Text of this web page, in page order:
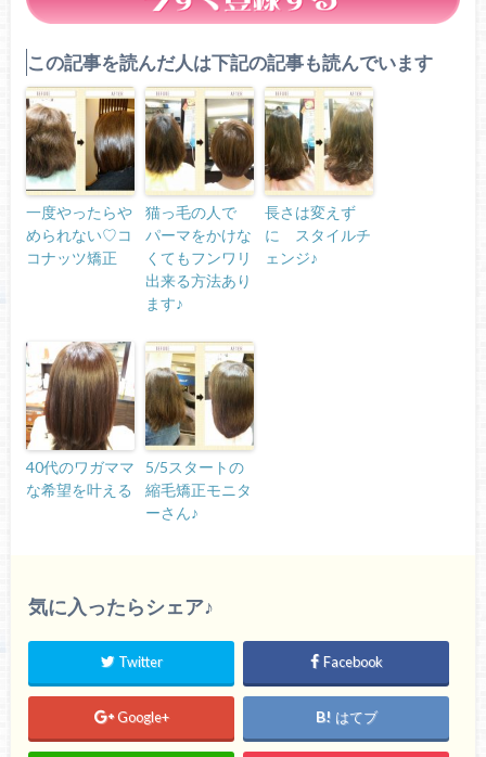
この記事を読んだ人は下記の記事も読んでいます
一度やったらや
められない♡コ
コナッツ矯正
猫っ毛の人で
パーマをかけな
くてもフンワリ
出来る方法あり
ます♪
長さは変えず
に スタイルチ
ェンジ♪
40代のワガママ
な希望を叶える
5/5スタートの
縮毛矯正モニタ
ーさん♪
気に入ったらシェア♪
Twitter Facebook
Google+ はてブ